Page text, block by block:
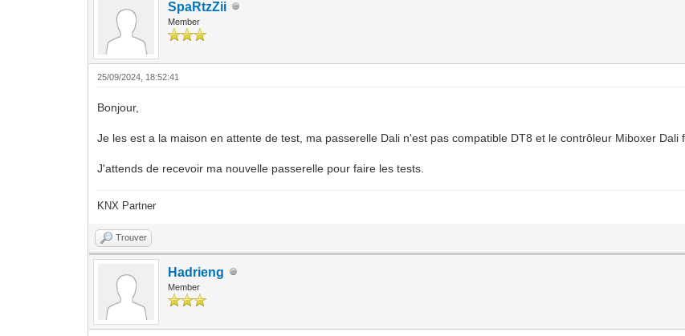
SpaRtzZii
Member
25/09/2024, 18:52:41
Bonjour,
Je les est a la maison en attente de test, ma passerelle Dali n'est pas compatible DT8 et le contrôleur Miboxer Dali
J'attends de recevoir ma nouvelle passerelle pour faire les tests.
KNX Partner
Trouver
Hadrieng
Member